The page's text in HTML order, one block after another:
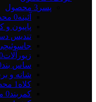
پسر 3 محصول
آئینه0 محصول
پاپیون و
تندیس
زیورآلات0
ساس بند0
شانه و
کلاه 1 محصول
کمربند0 محصول